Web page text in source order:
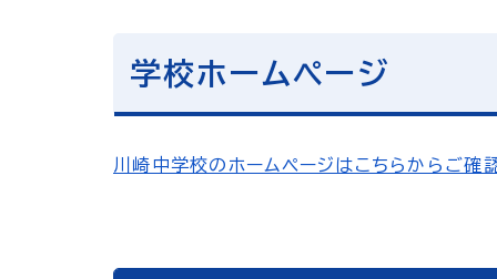
学校ホームページ
川崎中学校のホームページはこちらからご確認